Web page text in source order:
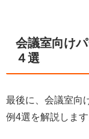
会議室向け
４選
最後に、会議室向
例4選を解説します